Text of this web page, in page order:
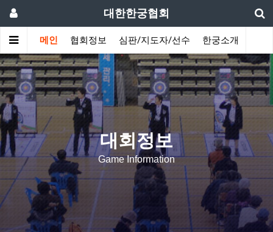
대한한궁협회
메인 협회정보 심판/지도자/선수 한궁소개
대회정보
Game Information